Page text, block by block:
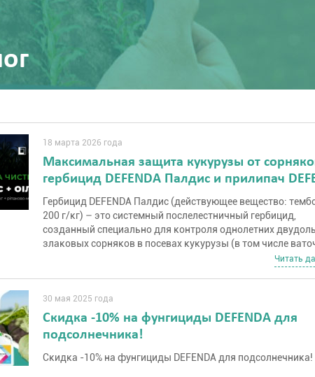
18 марта 2026 года
Максимальная защита кукурузы от
гербицид DEFENDA Палдис и прилипач
Оил-Дрифт
Гербицид DEFENDA Палдис (действующее вещество:
200 г/кг) – это системный послелестничный гербицид,
созданный специально для контроля однолетних
злаковых сорняков в посевах кукурузы (в том числе
сирийского). Препарат действует мягко на саму культуру,
Читать
30 мая 2025 года
Скидка -10% на фунгициды DEFENDA для
подсолнечника!
Скидка -10% на фунгициды DEFENDA для подсолнечника!